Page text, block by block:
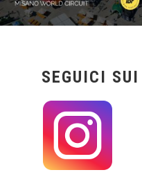
SEGUICI